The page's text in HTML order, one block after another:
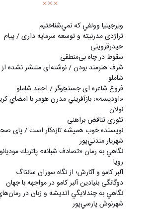
ويرجينيا وولفي كه نمي‌شناختيم
تراژدی مدرنیته و توسعه سرمایه داری / پیام
حیدرقزوینی
سقوط در چاه بی‌منطقی
شرف هنرمند بودن / نوشته‌ای منتشر نشده
شاملو
فروغ شاعره ای جستجوگر / احمد شاملو
«اوديسه»؛ بازآفريني مدرن هومر با امضاي
نولان
تئوری تناقض براهنی
نويسنده خوب هميشه تازه‌كار است / پای
شهريار مندني‌پور
نگاهي به رمان «تصادف شبانه» پاتريك
رويا
آلبر کامو و آثارش؛ از نگاه سوزان سانتاگ
دوگانگی بنیادین آلبر کامو در مواجهه با جهان
نگاهي به چندلايگي انديشه و زبان در
شهرنوش پارسي‌پور